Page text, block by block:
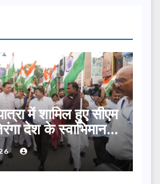
में शामिल हुए सीएम
देश के स्वाभिमान